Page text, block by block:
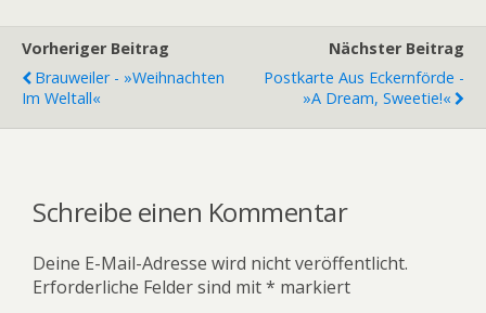
Vorheriger Beitrag
Brauweiler - »Weihnachten
Im Weltall«
Nächster Beitrag
Postkarte Aus Eckernförde -
»A Dream, Sweetie!«
Schreibe einen Kommentar
Deine E-Mail-Adresse wird nicht veröffentlicht.
Erforderliche Felder sind mit* markiert